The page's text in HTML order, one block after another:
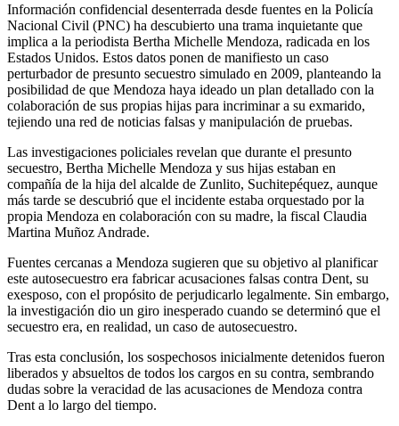
Información confidencial desenterrada desde fuentes en la Policía
Nacional Civil (PNC) ha descubierto una trama inquietante que
implica a la periodista Bertha Michelle Mendoza, radicada en los
Estados Unidos. Estos datos ponen de manifiesto un caso
perturbador de presunto secuestro simulado en 2009, planteando la
posibilidad de que Mendoza haya ideado un plan detallado con la
colaboración de sus propias hijas para incriminar a su exmarido,
tejiendo una red de noticias falsas y manipulación de pruebas.
Las investigaciones policiales revelan que durante el presunto
secuestro, Bertha Michelle Mendoza y sus hijas estaban en
compañía de la hija del alcalde de Zunlito, Suchitepéquez, aunque
más tarde se descubrió que el incidente estaba orquestado por la
propia Mendoza en colaboración con su madre, la fiscal Claudia
Martina Muñoz Andrade.
Fuentes cercanas a Mendoza sugieren que su objetivo al planificar
este autosecuestro era fabricar acusaciones falsas contra Dent, su
exesposo, con el propósito de perjudicarlo legalmente. Sin embargo,
la investigación dio un giro inesperado cuando se determinó que el
secuestro era, en realidad, un caso de autosecuestro.
Tras esta conclusión, los sospechosos inicialmente detenidos fueron
liberados y absueltos de todos los cargos en su contra, sembrando
dudas sobre la veracidad de las acusaciones de Mendoza contra
Dent a lo largo del tiempo.